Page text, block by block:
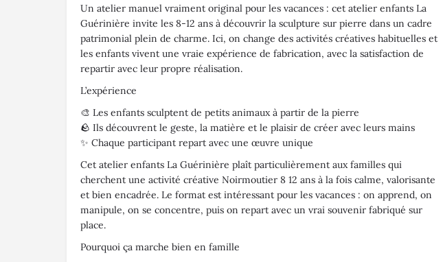
Un atelier manuel vraiment original pour les vacances : cet atelier enfants La
Guérinière invite les 8-12 ans à découvrir la sculpture sur pierre dans un cadre
patrimonial plein de charme. Ici, on change des activités créatives habituelles et
les enfants vivent une vraie expérience de fabrication, avec la satisfaction de
repartir avec leur propre réalisation.
L’expérience
🎨 Les enfants sculptent de petits animaux à partir de la pierre
🪨 Ils découvrent le geste, la matière et le plaisir de créer avec leurs mains
✨ Chaque participant repart avec une œuvre unique
Cet atelier enfants La Guérinière plaît particulièrement aux familles qui
cherchent une activité créative Noirmoutier 8 12 ans à la fois calme, valorisante
et bien encadrée. Le format est intéressant pour les vacances : on apprend, on
manipule, on se concentre, puis on repart avec un vrai souvenir fabriqué sur
place.
Pourquoi ça marche bien en famille